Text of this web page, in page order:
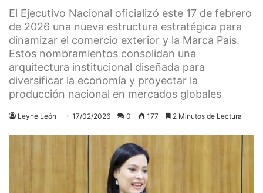
El Ejecutivo Nacional oficializó este 17 de febrero
de 2026 una nueva estructura estratégica para
dinamizar el comercio exterior y la Marca País.
Estos nombramientos consolidan una
arquitectura institucional diseñada para
diversificar la economía y proyectar la
producción nacional en mercados globales
Leyne León 17/02/2026 0 177 2 Minutos de Lectura